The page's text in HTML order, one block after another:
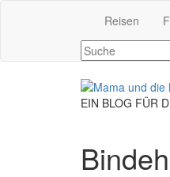
Reisen
EIN BLOG FÜR